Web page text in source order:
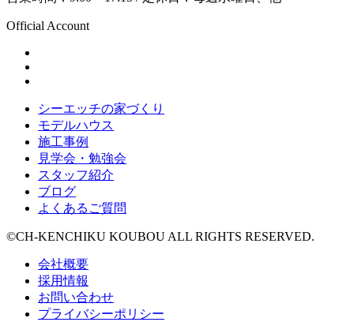
Official Account
シーエッチの家づくり
モデルハウス
施工事例
見学会・勉強会
スタッフ紹介
ブログ
よくあるご質問
©CH-KENCHIKU KOUBOU ALL RIGHTS RESERVED.
会社概要
採用情報
お問い合わせ
プライバシーポリシー